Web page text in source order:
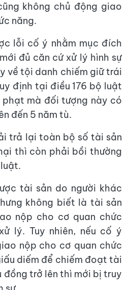
không chủ động giao
năng.
lỗi cố ý nhằm mục đích
đủ căn cứ xử lý hình sự
về tội danh chiếm giữ trái
định tại điều 176 bộ luật
phạt mà đối tượng này có
đến 5 năm tù.
trả lại toàn bộ số tài sản
thì còn phải bồi thường
tài sản do người khác
không biết là tài sản
nộp cho cơ quan chức
lý. Tuy nhiên, nếu cố ý
nộp cho cơ quan chức
diếm để chiếm đoạt tài
đồng trở lên thì mới bị truy